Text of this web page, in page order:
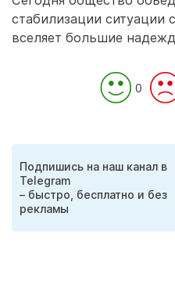
стабилизации ситуации
вселяет большие
0
Подпишись на наш канал в
Telegram
– быстро, бесплатно и без
рекламы